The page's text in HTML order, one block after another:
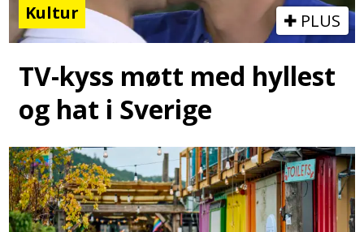
Kultur PLUS
TV-kyss møtt med hyllest
og hat i Sverige